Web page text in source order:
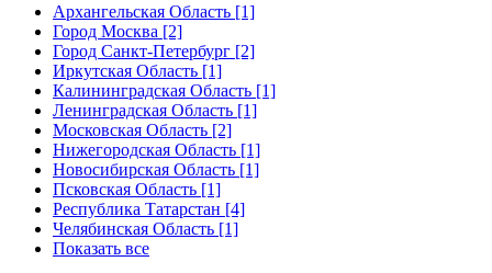
Архангельская Область [1]
Город Москва [2]
Город Санкт-Петербург [2]
Иркутская Область [1]
Калининградская Область [1]
Ленинградская Область [1]
Московская Область [2]
Нижегородская Область [1]
Новосибирская Область [1]
Псковская Область [1]
Республика Татарстан [4]
Челябинская Область [1]
Показать все